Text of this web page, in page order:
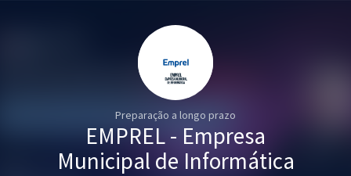
Graduação
Preparação a longo prazo
EMPREL - Empresa
Municipal de Informática